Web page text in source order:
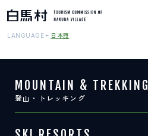
MOUNTAIN & TREKKING
LANGUAGE 日本語
MOUNTAIN & TREKKING
登山・トレッキング